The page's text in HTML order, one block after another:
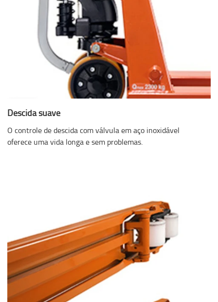
Descida suave
O controle de descida com válvula em aço inoxidável
oferece uma vida longa e sem problemas.